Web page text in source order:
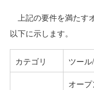
上記の要件を満たす
以下に示します。
カテゴリ ツー
オー